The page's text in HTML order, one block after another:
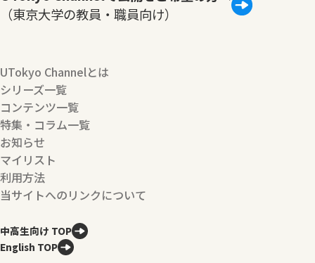
（東京大学の教員・職員向け）
UTokyo Channelとは
シリーズ一覧
コンテンツ一覧
特集・コラム一覧
お知らせ
マイリスト
利用方法
当サイトへのリンクについて
中高生向け TOP
English TOP